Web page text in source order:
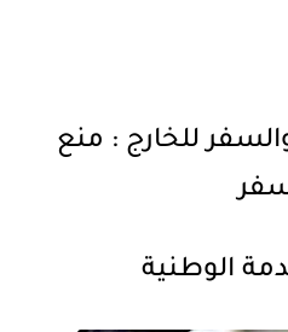
للخارج : منع
الوطنية